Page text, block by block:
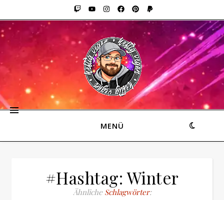
MENÜ
#Hashtag: Winter
Ähnliche Schlagwörter: